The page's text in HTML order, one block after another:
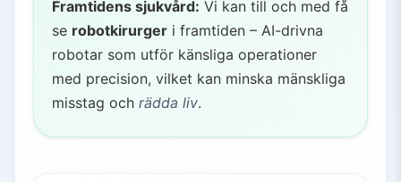
Framtidens sjukvård: Vi kan till och med få
se robotkirurger i framtiden – AI-drivna
robotar som utför känsliga operationer
med precision, vilket kan minska mänskliga
misstag och rädda liv.